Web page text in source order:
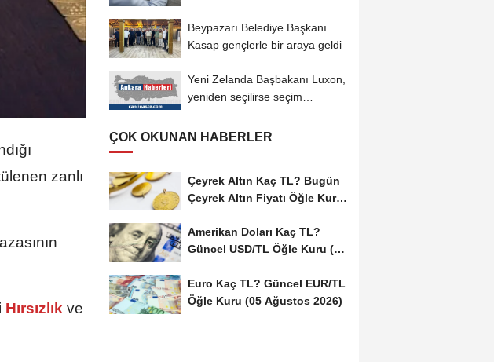
zanlı
Hırsızlık ve
Beypazarı Belediye Başkanı
Kasap gençlerle bir araya geldi
Yeni Zelanda Başbakanı Luxon,
yeniden seçilirse seçim
ÇOK OKUNAN HABERLER
Çeyrek Altın Kaç TL? Bugün
Çeyrek Altın Fiyatı Öğle Kuru
Amerikan Doları Kaç TL?
Güncel USD/TL Öğle Kuru (05
Euro Kaç TL? Güncel EUR/TL
Öğle Kuru (05 Ağustos 2026)